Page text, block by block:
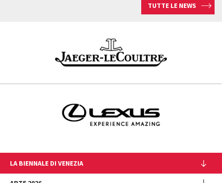
TUTTE LE NEWS
LA BIENNALE DI VENEZIA
L'Istituzione